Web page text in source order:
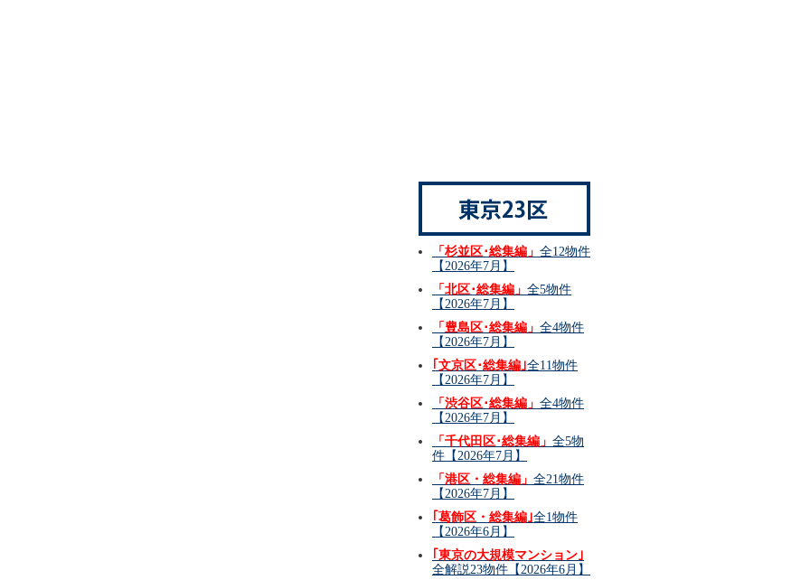
「杉並区･総集編」 全12物件
【2026年7月】
「北区･総集編」 全5物件
【2026年7月】
「豊島区･総集編」 全4物件
【2026年7月】
｢文京区･総集編｣全11物件
【2026年7月】
「渋谷区･総集編」 全4物件
【2026年7月】
「千代田区･総集編」 全5物
件【2026年7月】
「港区・総集編」 全21物件
【2026年7月】
｢葛飾区・総集編｣全1物件
【2026年6月】
｢東京の大規模マンション｣
全解説23物件【2026年6月】